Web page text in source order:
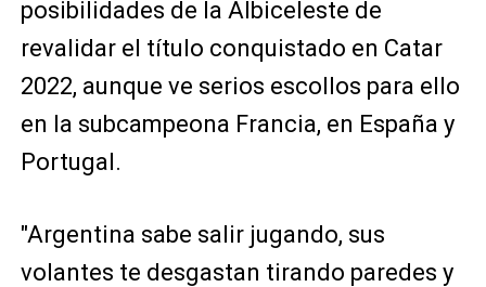
posibilidades de la Albiceleste de
revalidar el título conquistado en Catar
2022, aunque ve serios escollos para ello
en la subcampeona Francia, en España y
Portugal.
"Argentina sabe salir jugando, sus
volantes te desgastan tirando paredes y